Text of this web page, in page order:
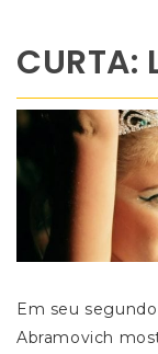
CURTA:
Em seu
Abramovich